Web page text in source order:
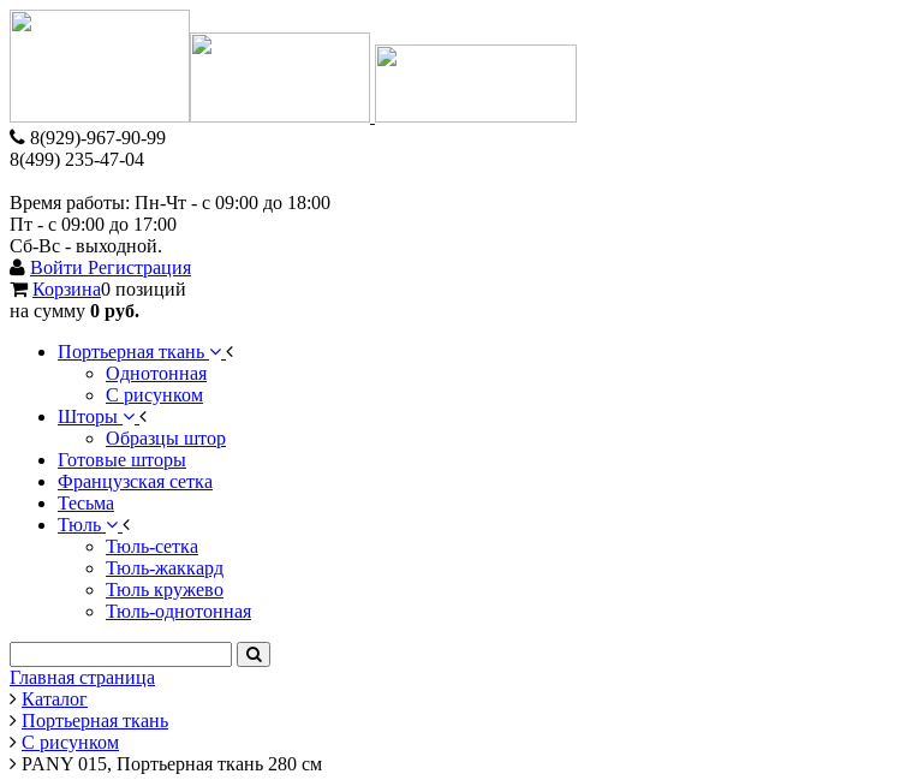
8(929)-967-90-99
8(499) 235-47-04
Время работы: Пн-Чт - c 09:00 до 18:00
Пт - с 09:00 до 17:00
Сб-Вс - выходной.
Войти Регистрация
Корзина0 позиций
на сумму 0 руб.
Портьерная ткань
Однотонная
С рисунком
Шторы
Образцы штор
Готовые шторы
Французская сетка
Тесьма
Тюль
Тюль-сетка
Тюль-жаккард
Тюль кружево
Тюль-однотонная
Главная страница
Каталог
Портьерная ткань
С рисунком
PANY 015, Портьерная ткань 280 см